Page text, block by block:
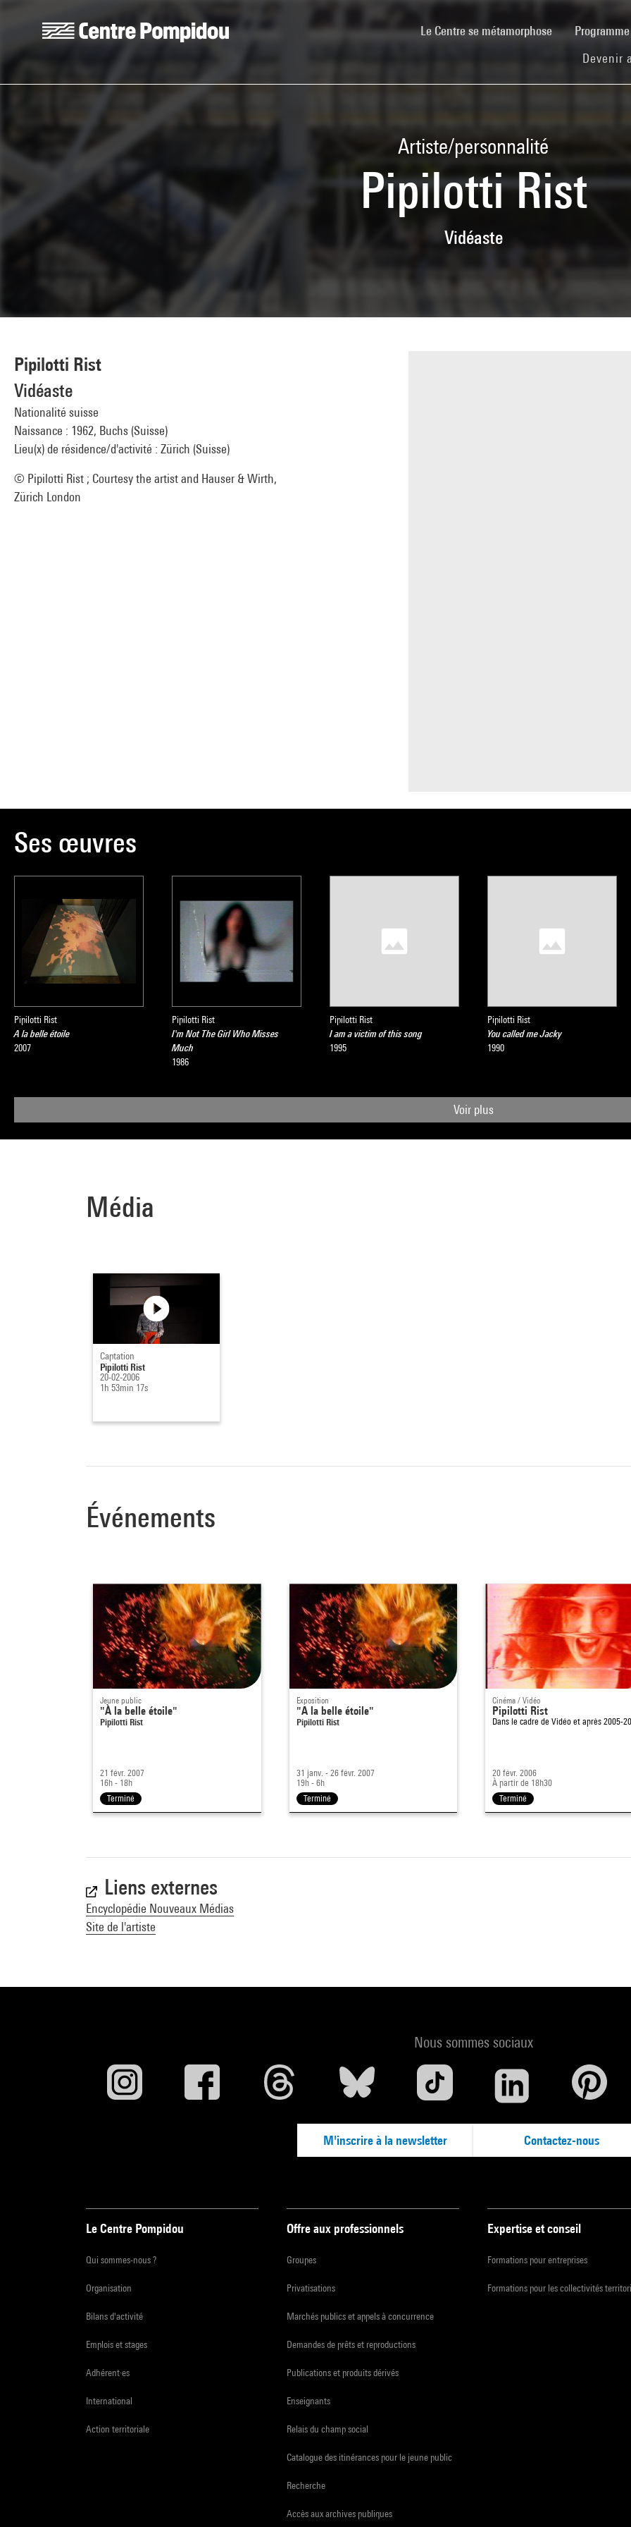
Le Centre se métamorphose(current)
Devenir
Artiste/personnalité
Pipilotti Rist
Vidéaste
Pipilotti Rist
Vidéaste
Nationalité suisse
Naissance : 1962, Buchs (Suisse)
Lieu(x) de résidence/d'activité : Zürich (Suisse)
© Pipilotti Rist ; Courtesy the artist and Hauser & Wirth,
Zürich London
Ses œuvres
Pipilotti Rist
A la belle étoile
2007
Pipilotti Rist
I'm Not The Girl Who Misses
Much
1986
Pipilotti Rist
I am a victim of this song
1995
Pipilotti Rist
You called me Jacky
1990
Voir plus
Média
Captation
Pipilotti Rist
20-02-2006
1h 53min 17s
Événements
Jeune public
"À la belle étoile"
Pipilotti Rist
21 févr. 2007
16h - 18h
Terminé
Exposition
"A la belle étoile"
Pipilotti Rist
31 janv. - 26 févr. 2007
19h - 6h
Terminé
Cinéma / Vidéo
Pipilotti Rist
Dans le cadre deVidéo et après 2005-
20 févr. 2006
À partir de 18h30
Terminé
Liens externes
Encyclopédie Nouveaux Médias
Site de l'artiste
Nous sommes sociaux
M'inscrire à la newsletter Contactez-nous
Le Centre Pompidou
Qui sommes-nous ?
Organisation
Bilans d'activité
Emplois et stages
Adhérent·es
International
Action territoriale
Offre aux professionnels
Groupes
Privatisations
Marchés publics et appels à concurrence
Demandes de prêts et reproductions
Publications et produits dérivés
Enseignants
Relais du champ social
Catalogue des itinérances pour le jeune public
Recherche
Accès aux archives publiques
Expertise et conseil
Formations pour entreprises
Formations pour les collectivités